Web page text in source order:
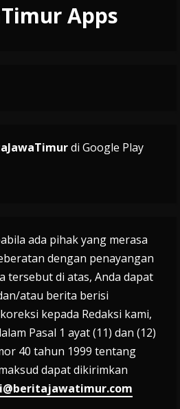
Apps
di Google Play
ada pihak yang merasa
dengan penayangan
tersebut di atas, Anda dapat
atau berita berisi
kepada Redaksi kami,
Pasal 1 ayat (11) dan (12)
40 tahun 1999 tentang
dapat dikirimkan